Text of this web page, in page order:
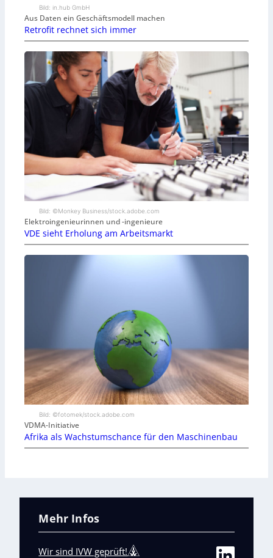
Bild: in.hub GmbH
Aus Daten ein Geschäftsmodell machen
Retrofit rechnet sich immer
Bild: ©Monkey Business/stock.adobe.com
Elektroingenieurinnen und -ingenieure
VDE sieht Erholung am Arbeitsmarkt
Bild: ©fotomek/stock.adobe.com
VDMA-Initiative
Afrika als Wachstumschance für den Maschinenbau
Mehr Infos
Wir sind IVW geprüft!